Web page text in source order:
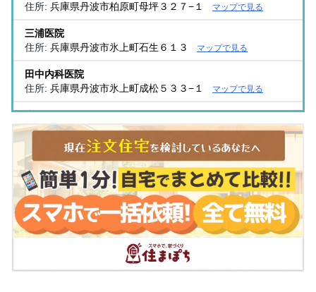
住所: 兵庫県丹波市柏原町母坪３２７−１ マップで見る
三浦医院
住所: 兵庫県丹波市氷上町石生６１３ マップで見る
田中内科医院
住所: 兵庫県丹波市氷上町成松５３３−１ マップで見る
吉積クリニック
住所:兵庫県丹波市氷上町成松４９４−１ マップで見る
兵庫県丹波認知症疾患医療センター
住所:兵庫県丹波市氷上町絹山５１３ マップで見る
沢村誠四郎医院
住所:兵庫県丹波市氷上町横田３３４−２ マップで見る
カドノ診療所
兵庫県丹波市氷上町上新庄５３６